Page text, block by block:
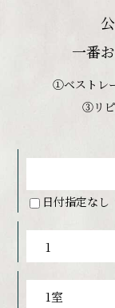
一番
①ベストレ
③リピ
日付指定なし